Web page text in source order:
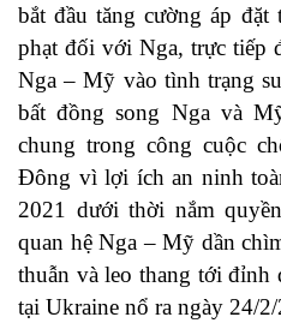
bắt đầu tăng cường áp đặt
phạt đối với Nga, trực tiếp
Nga – Mỹ vào tình trạng
bất đồng song Nga và
chung trong công cuộc
Đông vì lợi ích an ninh
2021 dưới thời nắm
quan hệ Nga – Mỹ dần
thuẫn và leo thang tới đỉnh
tại Ukraine nổ ra ngày 24/